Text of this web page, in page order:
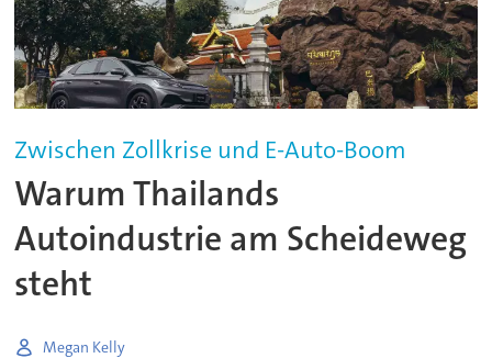
Zwischen Zollkrise und E-Auto-Boom
Warum Thailands
Autoindustrie am Scheideweg
steht
Megan Kelly